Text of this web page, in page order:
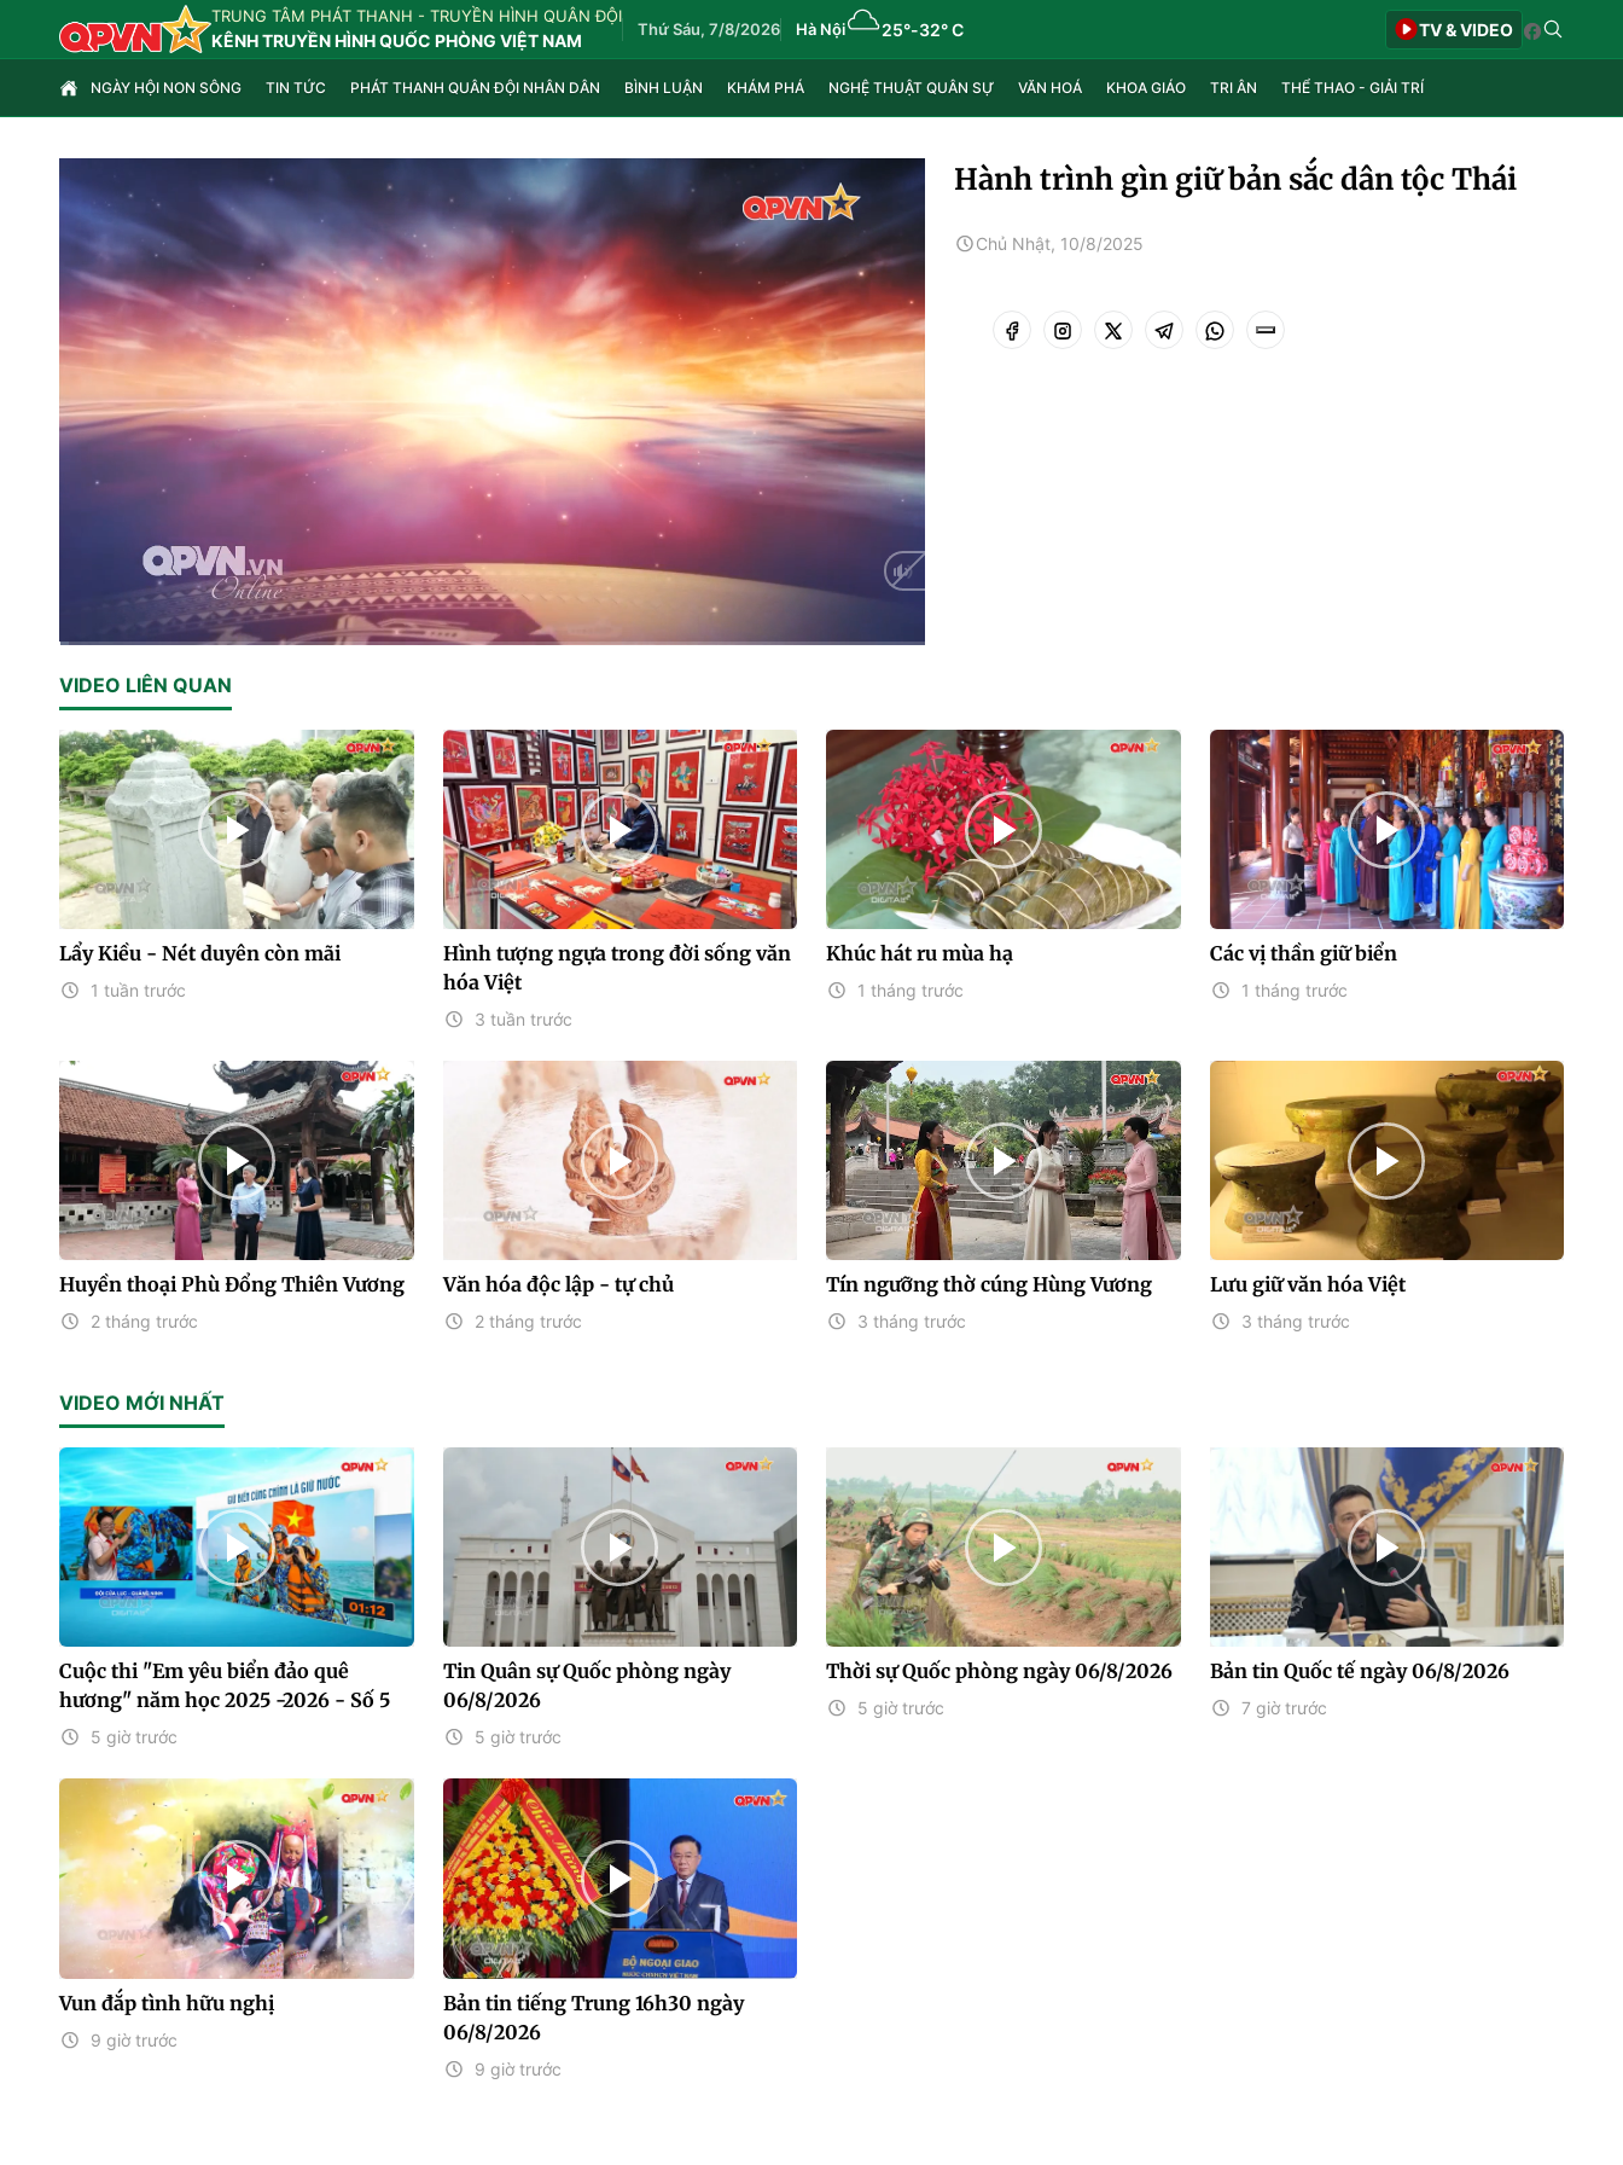
TRUNG TÂM PHÁT THANH - TRUYỀN HÌNH QUÂN ĐỘI
KÊNH TRUYỀN HÌNH QUỐC PHÒNG VIỆT NAM
Thứ Sáu, 7/8/2026 Hà Nội 25°-32° C TV & VIDEO
NGÀY HỘI NON SÔNG TIN TỨC PHÁT THANH QUÂN ĐỘI NHÂN DÂN BÌNH LUẬN KHÁM PHÁ NGHỆ THUẬT QUÂN SỰ VĂN HOÁ KHOA GIÁO TRI ÂN THỂ THAO - GIẢI TRÍ
Hành trình gìn giữ bản sắc dân tộc Thái
Chủ Nhật, 10/8/2025
VIDEO LIÊN QUAN
Lẩy Kiều - Nét duyên còn mãi
1 tuần trước
Hình tượng ngựa trong đời sống văn
hóa Việt
3 tuần trước
Khúc hát ru mùa hạ
1 tháng trước
Các vị thần giữ biển
1 tháng trước
Huyền thoại Phù Đổng Thiên Vương
2 tháng trước
Văn hóa độc lập - tự chủ
2 tháng trước
Tín ngưỡng thờ cúng Hùng Vương
3 tháng trước
Lưu giữ văn hóa Việt
3 tháng trước
VIDEO MỚI NHẤT
Cuộc thi "Em yêu biển đảo quê
hương" năm học 2025 -2026 - Số 5
5 giờ trước
Tin Quân sự Quốc phòng ngày
06/8/2026
5 giờ trước
Thời sự Quốc phòng ngày 06/8/2026
5 giờ trước
Bản tin Quốc tế ngày 06/8/2026
7 giờ trước
Vun đắp tình hữu nghị
9 giờ trước
Bản tin tiếng Trung 16h30 ngày
06/8/2026
9 giờ trước